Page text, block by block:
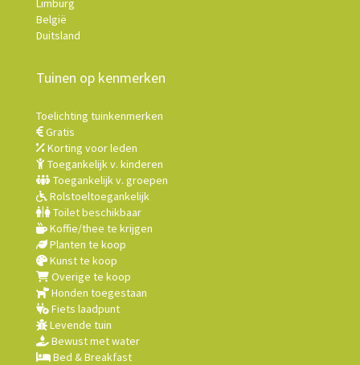
Limburg
België
Duitsland
Tuinen op kenmerken
Toelichting tuinkenmerken
Gratis
Korting voor leden
Toegankelijk v. kinderen
Toegankelijk v. groepen
Rolstoeltoegankelijk
Toilet beschikbaar
Koffie/thee te krijgen
Planten te koop
Kunst te koop
Overige te koop
Honden toegestaan
Fiets laadpunt
Levende tuin
Bewust met water
Bed & Breakfast